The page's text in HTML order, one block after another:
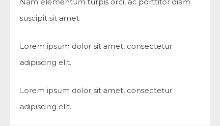
suscipit sit amet.
Lorem ipsum dolor sit amet, consectetur
adipiscing elit.
Lorem ipsum dolor sit amet, consectetur
adipiscing elit.